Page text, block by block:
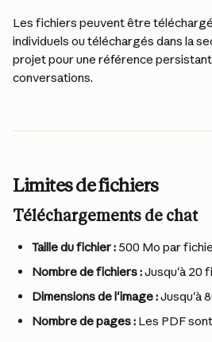
Les fichiers peuvent être
individuels ou téléchargés dans la
projet pour une référence
conversations.
Limites de fichiers
Téléchargements de chat
Taille du fichier : 500 Mo par
Nombre de fichiers : Jusqu'à 20
Dimensions de l'image : Jusqu'à
Nombre de pages : Les PDF